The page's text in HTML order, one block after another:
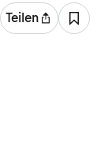
Teilen